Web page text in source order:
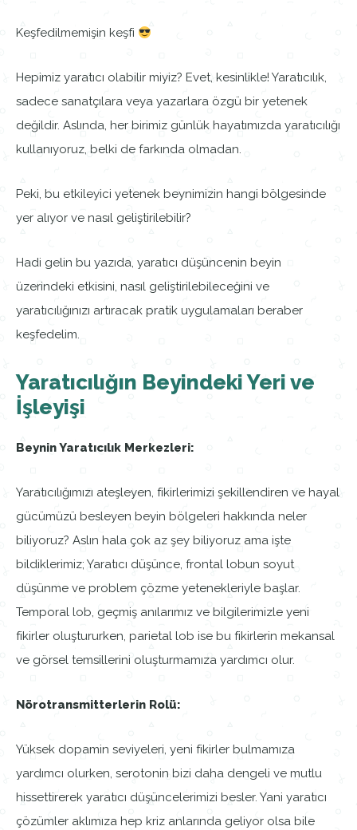
Keşfedilmemişin keşfi
Hepimiz yaratıcı olabilir miyiz? Evet, kesinlikle! Yaratıcılık,
sadece sanatçılara veya yazarlara özgü bir yetenek
değildir. Aslında, her birimiz günlük hayatımızda yaratıcılığı
kullanıyoruz, belki de farkında olmadan.
Peki, bu etkileyici yetenek beynimizin hangi bölgesinde
yer alıyor ve nasıl geliştirilebilir?
Hadi gelin bu yazıda, yaratıcı düşüncenin beyin
üzerindeki etkisini, nasıl geliştirilebileceğini ve
yaratıcılığınızı artıracak pratik uygulamaları beraber
keşfedelim.
Yaratıcılığın Beyindeki Yeri ve
İşleyişi
Beynin Yaratıcılık Merkezleri:
Yaratıcılığımızı ateşleyen, fikirlerimizi şekillendiren ve hayal
gücümüzü besleyen beyin bölgeleri hakkında neler
biliyoruz? Aslın hala çok az şey biliyoruz ama işte
bildiklerimiz; Yaratıcı düşünce, frontal lobun soyut
düşünme ve problem çözme yetenekleriyle başlar.
Temporal lob, geçmiş anılarımız ve bilgilerimizle yeni
fikirler oluştururken, parietal lob ise bu fikirlerin mekansal
ve görsel temsillerini oluşturmamıza yardımcı olur.
Nörotransmitterlerin Rolü:
Yüksek dopamin seviyeleri, yeni fikirler bulmamıza
yardımcı olurken, serotonin bizi daha dengeli ve mutlu
hissettirerek yaratıcı düşüncelerimizi besler. Yani yaratıcı
çözümler aklımıza hep kriz anlarında geliyor olsa bile